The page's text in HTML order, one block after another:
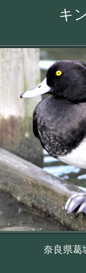
キ
奈良県葛